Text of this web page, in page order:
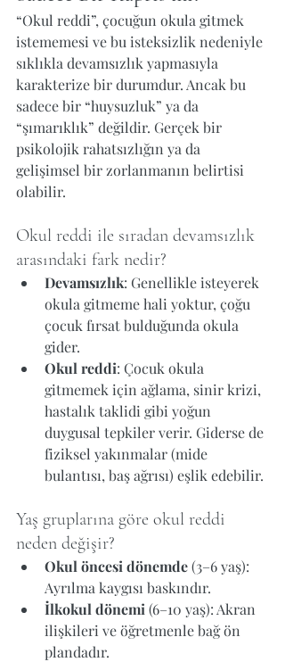
“Okul reddi”, çocuğun okula gitmek
istememesi ve bu isteksizlik nedeniyle
sıklıkla devamsızlık yapmasıyla
karakterize bir durumdur. Ancak bu
sadece bir “huysuzluk” ya da
“şımarıklık” değildir. Gerçek bir
psikolojik rahatsızlığın ya da
gelişimsel bir zorlanmanın belirtisi
olabilir.
Okul reddi ile sıradan devamsızlık
arasındaki fark nedir?
Devamsızlık: Genellikle isteyerek
okula gitmeme hali yoktur, çoğu
çocuk fırsat bulduğunda okula
gider.
Okul reddi: Çocuk okula
gitmemek için ağlama, sinir krizi,
hastalık taklidi gibi yoğun
duygusal tepkiler verir. Giderse de
fiziksel yakınmalar (mide
bulantısı, baş ağrısı) eşlik edebilir.
Yaş gruplarına göre okul reddi
neden değişir?
Okul öncesi dönemde (3–6 yaş):
Ayrılma kaygısı baskındır.
İlkokul dönemi (6–10 yaş): Akran
ilişkileri ve öğretmenle bağ ön
plandadır.